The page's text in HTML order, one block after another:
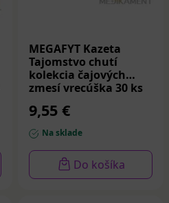
MEGAFYT Kazeta
Tajomstvo chutí
kolekcia čajových
zmesí vrecúška 30 ks
9,55 €
Na sklade
Do košíka